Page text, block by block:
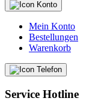
Mein Konto
Bestellungen
Warenkorb
Service Hotline